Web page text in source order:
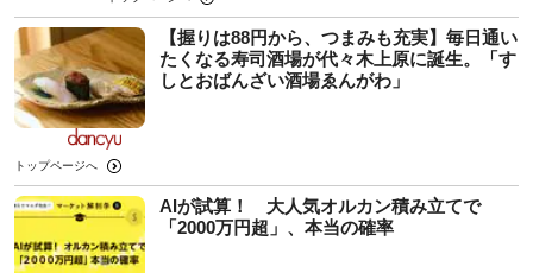
【握りは88円から、つまみも充実】毎日通い
たくなる寿司酒場が代々木上原に誕生。「す
しとおばんざい酒場ゑんがわ」
トップページへ
AIが試算！ 大人気オルカン積み立てで
「2000万円超」、本当の確率